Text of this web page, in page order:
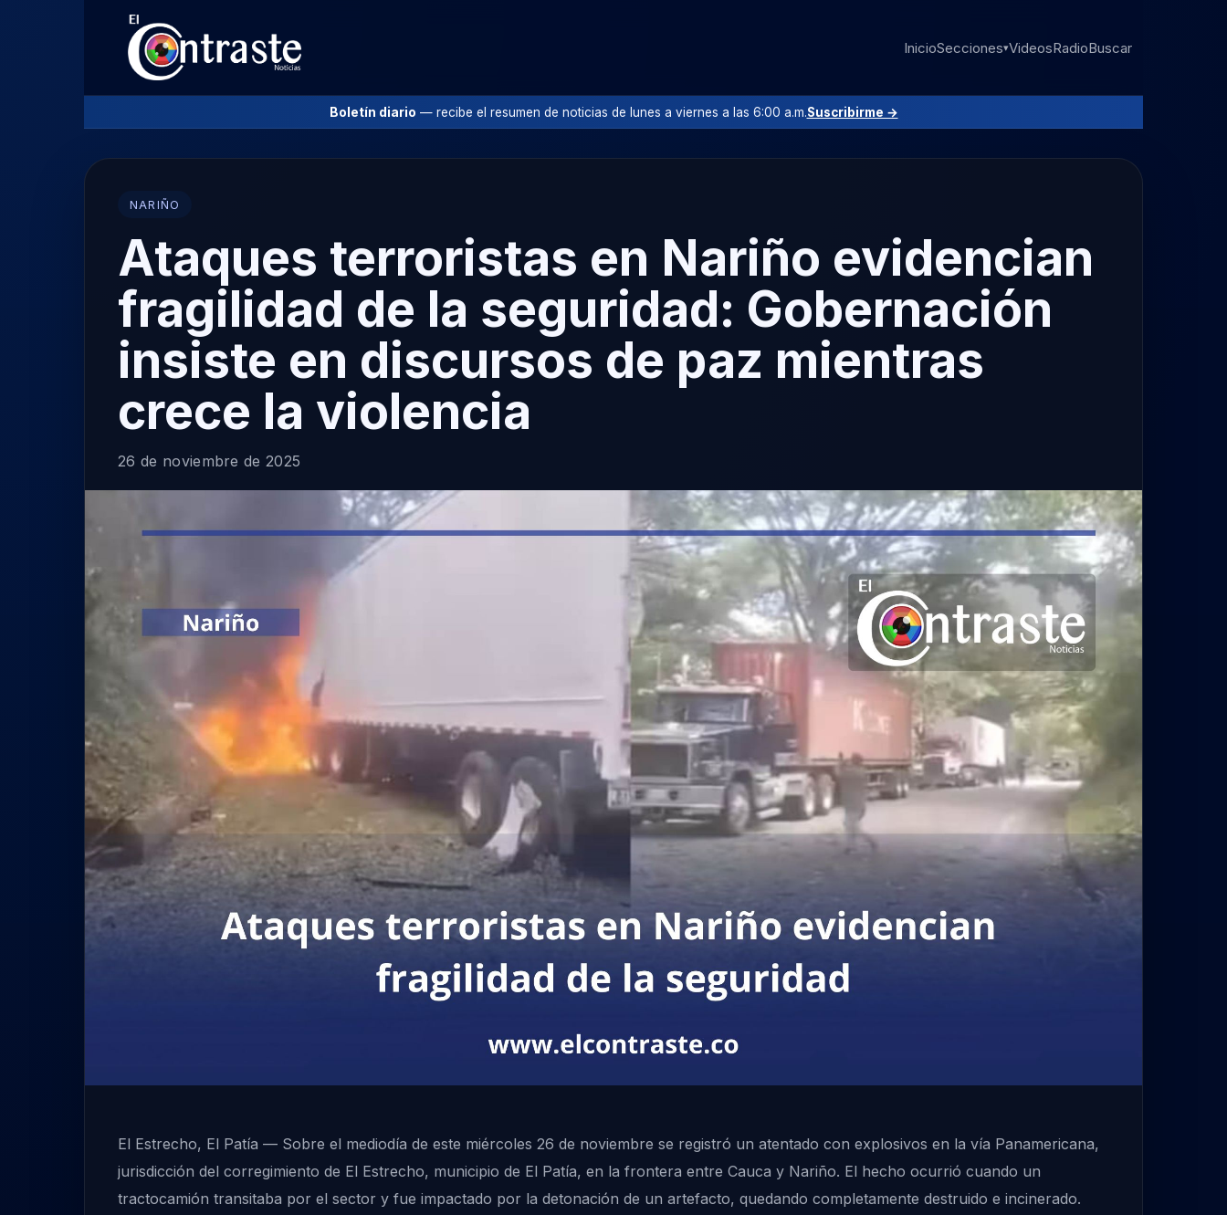
InicioSecciones▾VideosRadioBuscar
Boletín diario — recibe el resumen de noticias de lunes a viernes a las 6:00 a.m.Suscribirme →
NARIÑO
Ataques terroristas en Nariño evidencian
fragilidad de la seguridad: Gobernación
insiste en discursos de paz mientras
crece la violencia
26 de noviembre de 2025
El Estrecho, El Patía — Sobre el mediodía de este miércoles 26 de noviembre se registró un atentado con explosivos en la vía Panamericana,
jurisdicción del corregimiento de El Estrecho, municipio de El Patía, en la frontera entre Cauca y Nariño. El hecho ocurrió cuando un
tractocamión transitaba por el sector y fue impactado por la detonación de un artefacto, quedando completamente destruido e incinerado.